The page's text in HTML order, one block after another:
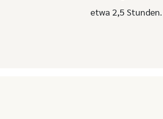
etwa 2,5 Stunden.